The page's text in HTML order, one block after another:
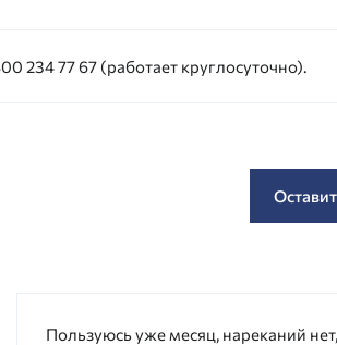
234 77 67 (работает круглосуточно).
Пользуюсь уже месяц, нареканий